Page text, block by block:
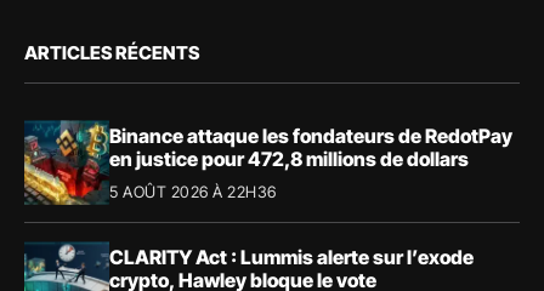
ARTICLES RÉCENTS
Binance attaque les fondateurs de RedotPay
en justice pour 472,8 millions de dollars
5 AOÛT 2026 À 22H36
CLARITY Act : Lummis alerte sur l’exode
crypto, Hawley bloque le vote